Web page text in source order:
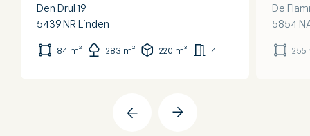
Den Drul 19
5439 NR Linden
84 m² 283 m² 220 m³ 4
De
5854
255